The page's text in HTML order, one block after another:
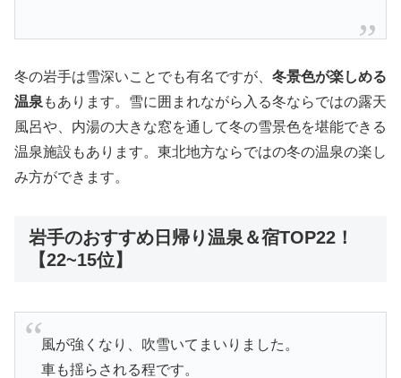
冬の岩手は雪深いことでも有名ですが、 冬景色が楽しめる
温泉 もあります。雪に囲まれながら入る冬ならではの露天
風呂や、内湯の大きな窓を通して冬の雪景色を堪能できる
温泉施設もあります。東北地方ならではの冬の温泉の楽し
み方ができます。
岩手のおすすめ日帰り温泉＆宿TOP22！
【22~15位】
風が強くなり、吹雪いてまいりました。
車も揺らされる程です。